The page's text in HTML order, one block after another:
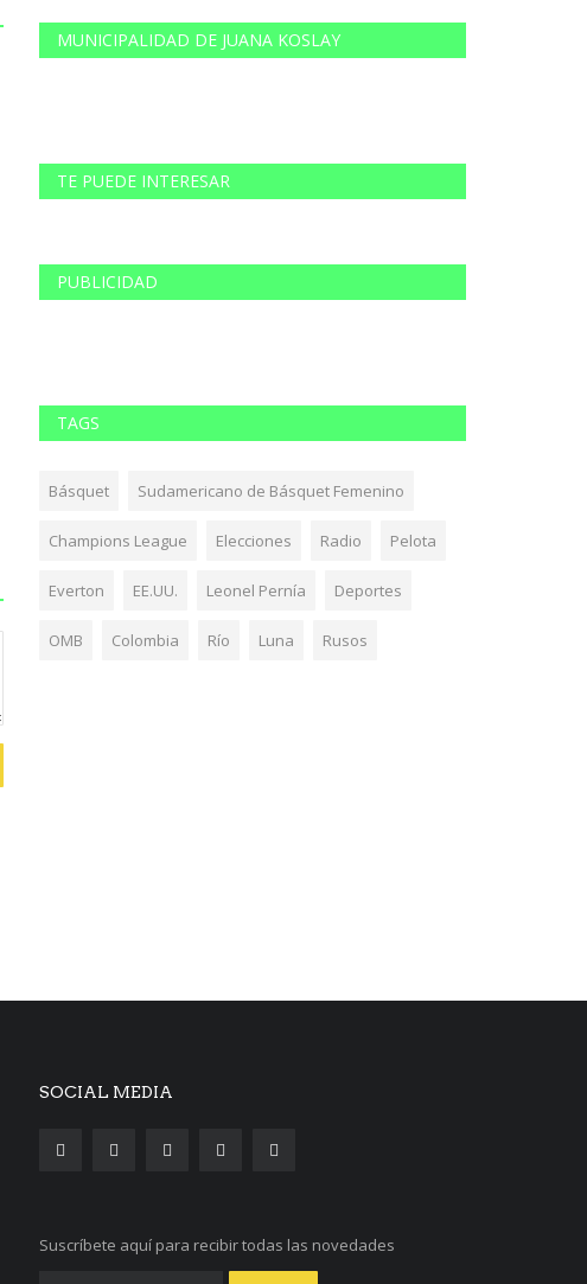
MUNICIPALIDAD DE JUANA KOSLAY
TE PUEDE INTERESAR
PUBLICIDAD
TAGS
Básquet Sudamericano de Básquet Femenino
Champions League Elecciones Radio Pelota
Everton EE.UU. Leonel Pernía Deportes
OMB Colombia Río Luna Rusos
SOCIAL MEDIA
Suscríbete aquí para recibir todas las novedades